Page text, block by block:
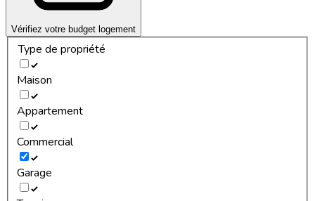
Vérifiez votre budget logement
Type de propriété
Maison
Appartement
Commercial
Garage